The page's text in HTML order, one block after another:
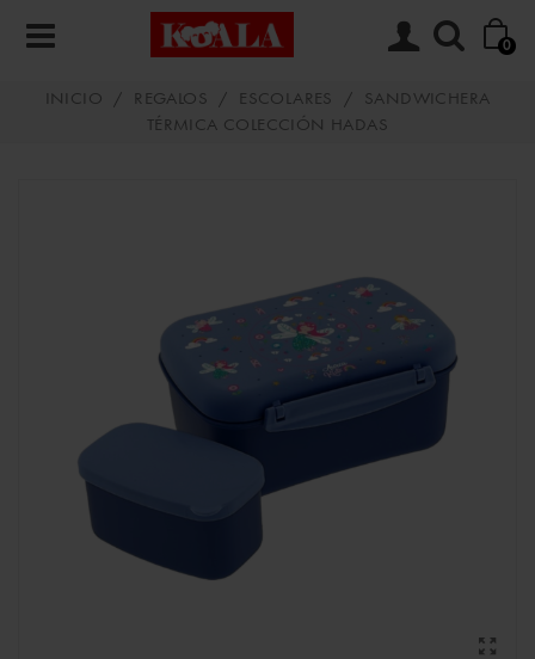
0
INICIO / REGALOS / ESCOLARES /
SANDWICHERA
TÉRMICA COLECCIÓN HADAS